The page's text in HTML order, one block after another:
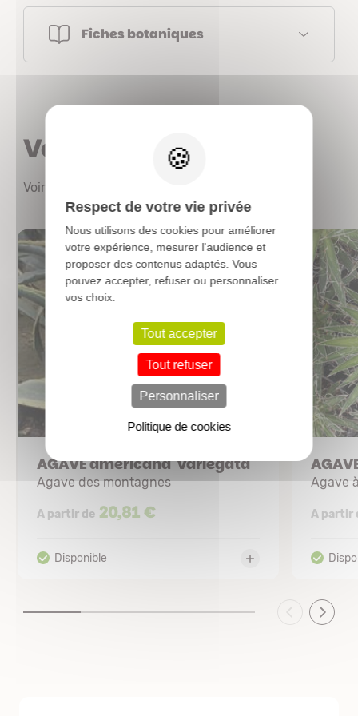
Fiches botaniques
Vous aimerez aussi
Voir les autres produits
AGAVE americana 'Variegata'
Agave des montagnes
A partir de 20,81 €
Agave
A partir
Respect de votre vie privée
Nous utilisons des cookies pour améliorer
votre expérience, mesurer l'audience et
proposer des contenus adaptés. Vous
pouvez accepter, refuser ou personnaliser
vos choix.
Tout accepter
Tout refuser
Personnaliser
Politique de cookies